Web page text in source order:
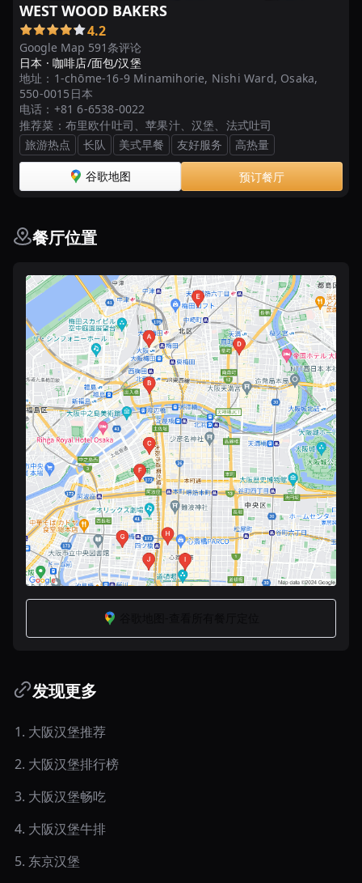
WEST WOOD BAKERS
Google Map 591条评论
4.2
日本 · 咖啡店/面包/汉堡
地址： 1-chōme-16-9 Minamihorie, Nishi Ward, Osaka,
550-0015日本
电话： +81 6-6538-0022
推荐菜： 布里欧什吐司、苹果汁、汉堡、法式吐司
旅游热点
长队 美式早餐 友好服务 高热量
谷歌地图 预订餐厅
餐厅位置
发现更多
1. 大阪汉堡推荐
2. 大阪汉堡排行榜
3. 大阪汉堡畅吃
4. 大阪汉堡牛排
5. 东京汉堡